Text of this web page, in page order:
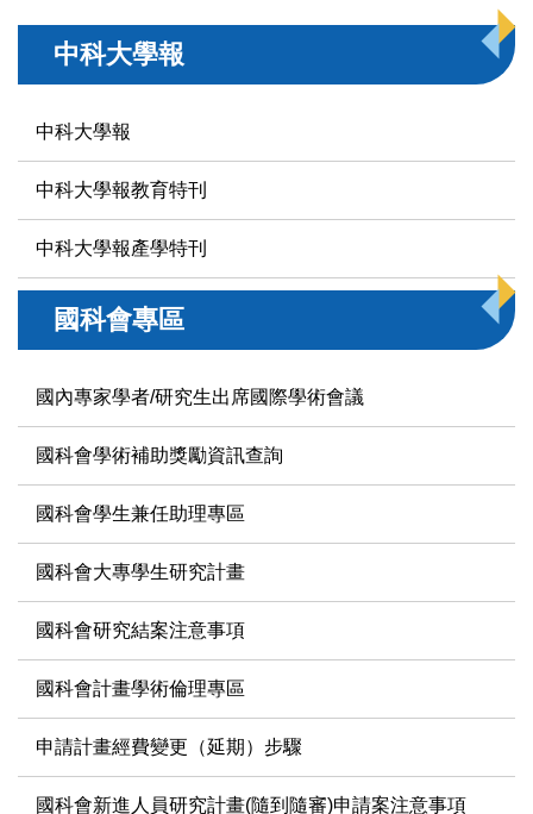
中科大學報
中科大學報
中科大學報教育特刊
中科大學報產學特刊
國科會專區
國內專家學者/研究生出席國際學術會議
國科會學術補助獎勵資訊查詢
國科會學生兼任助理專區
國科會大專學生研究計畫
國科會研究結案注意事項
國科會計畫學術倫理專區
申請計畫經費變更（延期）步驟
國科會新進人員研究計畫(隨到隨審)申請案注意事項